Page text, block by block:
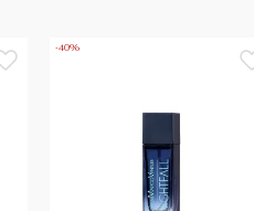
-40%